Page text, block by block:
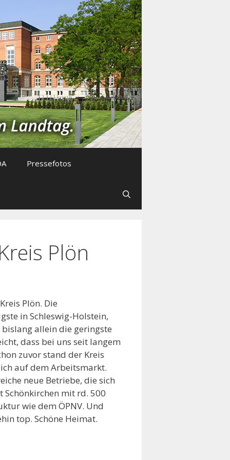
Pressefotos
Plön
Plön. Die
in Schleswig-Holstein,
allein die geringste
dass bei uns seit langem
zuvor stand der Kreis
auf dem Arbeitsmarkt.
neue Betriebe, die sich
Schönkirchen mit rd. 500
wie dem ÖPNV. Und
top. Schöne Heimat.